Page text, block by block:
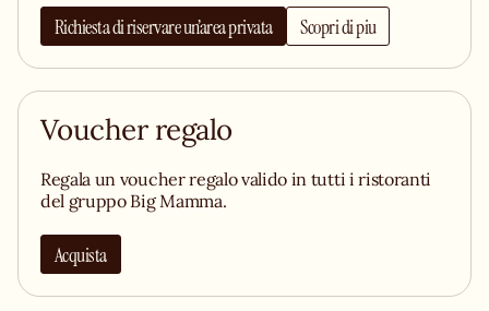
Richiesta di riservare un’area privata Scopri di piu
Voucher regalo
Regala un voucher regalo valido in tutti i ristoranti
del gruppo Big Mamma.
Acquista